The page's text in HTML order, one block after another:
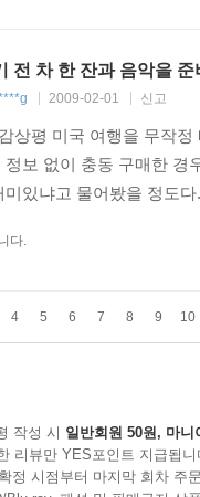
전 차 한 잔과 음악을 준
2009-02-01 신고
상평 미국 여행을 무작
정보 없이 충동 구매한
있냐고 물어봤을 정도
다.
4 5 6 7 8 9 10
작성 시 일반회원 50원, 마니
리뷰만 YES포인트 지급됩니
정 시점부터 마지막 회차 주